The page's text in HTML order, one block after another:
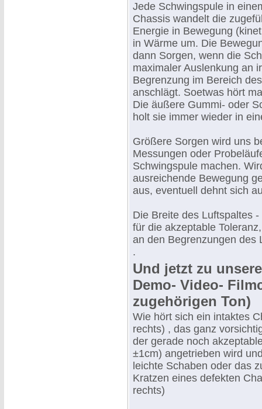
Jede Schwingspule in
Chassis wandelt die
Energie in Bewegung
in Wärme um. Die
dann Sorgen, wenn die
maximaler Auslenkung an
Begrenzung im Bereich
anschlägt. Soetwas hört
Die äußere Gummi- oder
holt sie immer wieder in
Größere Sorgen wird uns
Messungen oder
Schwingspule machen.
ausreichende Bewegung
aus, eventuell dehnt sich
Die Breite des Luftspaltes
für die akzeptable
an den Begrenzungen des
.
Und jetzt zu
Demo- Video-
zugehörigen Ton)
Wie hört sich ein intaktes
rechts) , das ganz
der gerade noch
±1cm) angetrieben wird
leichte Schaben oder das
Kratzen eines defekten
rechts)